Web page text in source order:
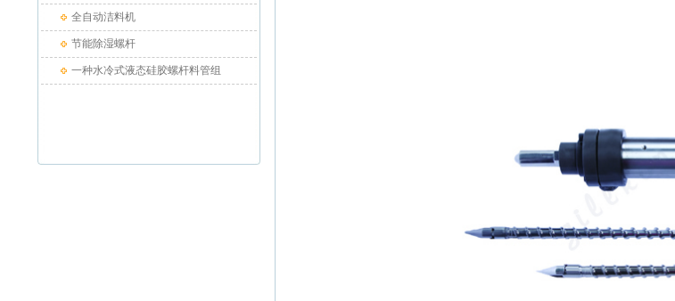
全自动洁料机
节能除湿螺杆
一种水冷式液态硅胶螺杆料管组